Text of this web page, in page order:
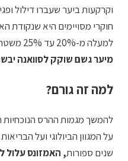
וקרקעות ביער שעברו דילול
חוקרי מסויימים היא שנקודת
למעלה מ-20% עד 25% משטחי יערות האמזונס יהרסו וייהפכו
מיער גשם שוקק לסוואנה
למה זה גורם?
להמשך מגמות ההרס
על המגוון הביולוגי ועל
שנים ספורות, האמזונס עלול